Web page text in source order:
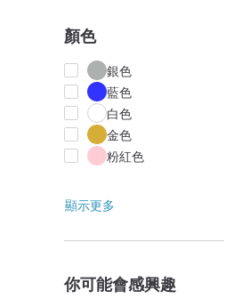
顏色
銀色
藍色
白色
金色
粉紅色
顯示更多
你可能會感興趣